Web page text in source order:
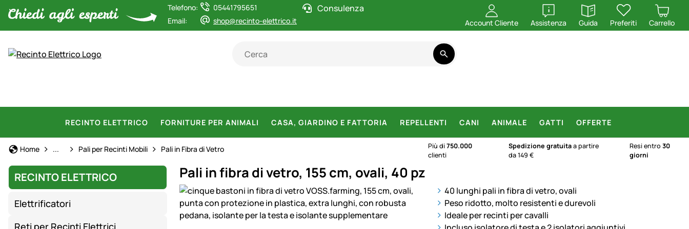
Telefono:
05441795651
Email:
shop@recinto-elettrico.it
Consulenza
Account Cliente Assistenza
apri
Guida
apri
Preferiti Carrello
RECINTO ELETTRICO FORNITURE PER ANIMALI CASA, GIARDINO E FATTORIA REPELLENTI CANI ANIMALE GATTI OFFERTE
Home Recinto Elettrico
... Pali per Recinti Mobili Pali in Fibra di Vetro Più di750.000
clienti
Spedizione gratuitaa partire
da 149 €
Resi entro30
giorni
RECINTO ELETTRICO
Elettrificatori
Reti per Recinti Elettrici
Pali in fibra di vetro, 155 cm, ovali, 40 pz
Galleria prodotti
40 lunghi pali in fibra di vetro, ovali
Peso ridotto, molto resistenti e durevoli
Ideale per recinti per cavalli